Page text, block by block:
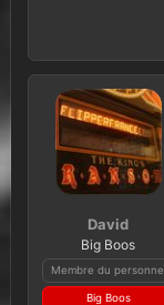
David
Big Boos
Membre du
Big Boos